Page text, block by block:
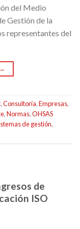
del Medio
Gestión de la
representantes del
→
,Consultoría,Empresas,
,Normas,OHSAS
de gestión,
de
ISO